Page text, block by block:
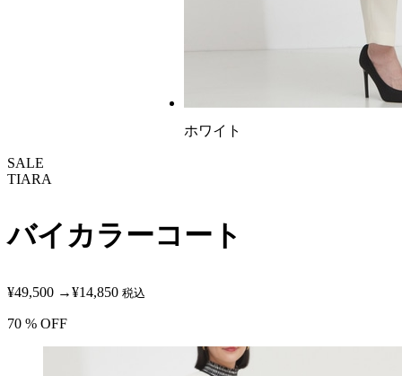
ホワイト
SALE
TIARA
バイカラーコート
¥49,500 →¥14,850 税込
70 % OFF